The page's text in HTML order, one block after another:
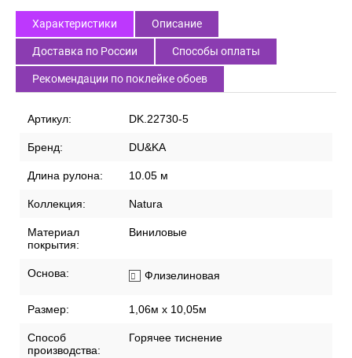
Характеристики Описание
Доставка по России Способы оплаты
Рекомендации по поклейке обоев
Артикул: DK.22730-5
Бренд: DU&KA
Длина рулона: 10.05 м
Коллекция: Natura
Материал
покрытия:
Виниловые
Основа: Флизелиновая
Размер: 1,06м х 10,05м
Способ
производства:
Горячее тиснение